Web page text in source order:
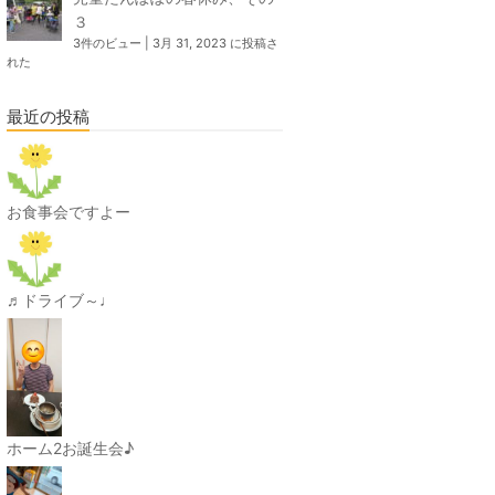
３
3件のビュー
3月 31, 2023 に投稿さ
れた
最近の投稿
お食事会ですよー
♬ドライブ～♩
ホーム2お誕生会♪